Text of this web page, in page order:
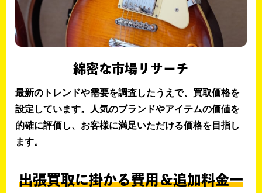
綿密な市場リサーチ
最新のトレンドや需要を調査したうえで、買取価格を
設定しています。人気のブランドやアイテムの価値を
的確に評価し、お客様に満足いただける価格を目指し
ます。
出張買取に掛かる費用＆追加料金一